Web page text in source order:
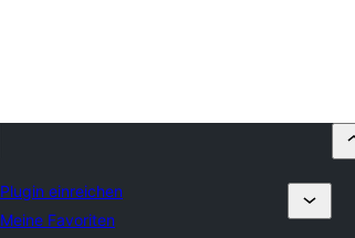
Plugin einreichen
Meine Favoriten